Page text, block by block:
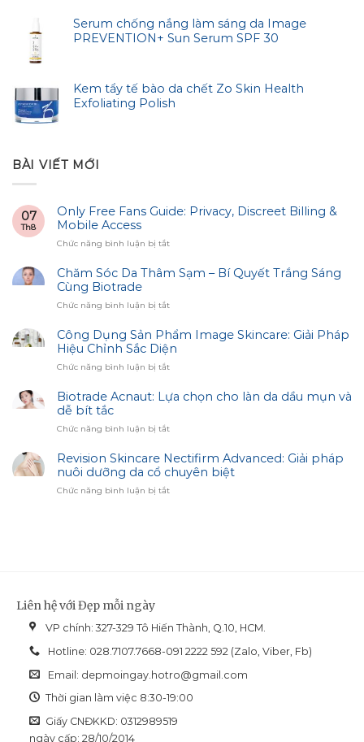
Serum chống nắng làm sáng da Image
PREVENTION+ Sun Serum SPF 30
Kem tẩy tế bào da chết Zo Skin Health
Exfoliating Polish
BÀI VIẾT MỚI
07
Th8
Only Free Fans Guide: Privacy, Discreet Billing &
Mobile Access
Chức năng bình luận bị tắtở
Free
Privacy,
Billing
&
Access
Chăm Sóc Da Thâm Sạm – Bí Quyết Trắng Sáng
Cùng Biotrade
Chức năng bình luận bị tắtở
Sóc
Thâm
Sạm
Bí
Sáng
Biotrade
Công Dụng Sản Phẩm Image Skincare: Giải Pháp
Hiệu Chỉnh Sắc Diện
Chức năng bình luận bị tắtở
Dụng
Sản
Image
Giải
Pháp
Chỉnh
Biotrade Acnaut: Lựa chọn cho làn da dầu mụn và
dễ bít tắc
Chức năng bình luận bị tắtở
Acnaut:
Lựa
chọn
cho
Revision Skincare Nectifirm Advanced: Giải pháp
nuôi dưỡng da cổ chuyên biệt
Chức năng bình luận bị tắtở
chuyên
biệt
Liên hệ với Đẹp mỗi ngày
VP chính: 327-329 Tô Hiến Thành, Q.10, HCM.
Hotline: 028.7107.7668-091 2222 592 (Zalo, Viber, Fb)
Email: depmoingay.hotro@gmail.com
Thời gian làm việc 8:30-19:00
Giấy CNĐKKD: 0312989519
ngày cấp: 28/10/2014